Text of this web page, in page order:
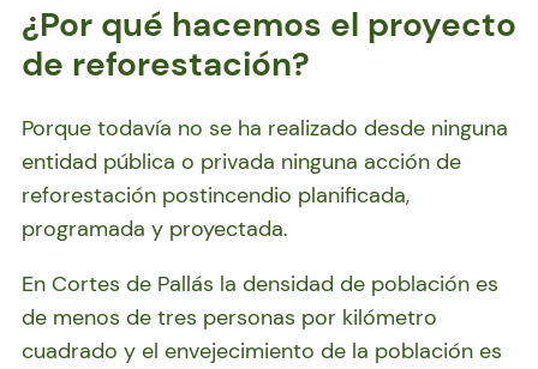
¿Por qué hacemos el proyecto
de reforestación?
Porque todavía no se ha realizado desde ninguna
entidad pública o privada ninguna acción de
reforestación postincendio planificada,
programada y proyectada.
En Cortes de Pallás la densidad de población es
de menos de tres personas por kilómetro
cuadrado y el envejecimiento de la población es